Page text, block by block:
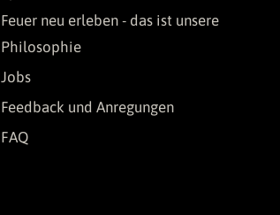
Feuer neu erleben - das ist unsere
Philosophie
Jobs
Feedback und Anregungen
FAQ